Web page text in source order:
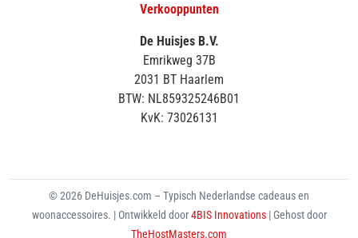
Verkooppunten
De Huisjes B.V.
Emrikweg 37B
2031 BT Haarlem
BTW: NL859325246B01
KvK: 73026131
© 2026 DeHuisjes.com – Typisch Nederlandse cadeaus en
woonaccessoires. | Ontwikkeld door4BIS Innovations | Gehost door
TheHostMasters.com